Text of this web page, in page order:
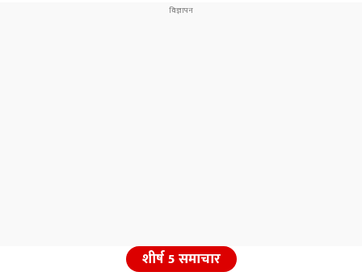
शीर्ष 5 समाचार